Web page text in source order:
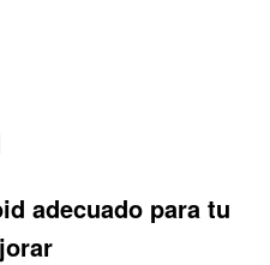
adecuado para tu